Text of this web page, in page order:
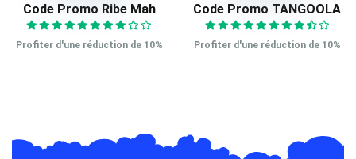
Code Promo Ribe Mah
Profiter d'une réduction de 10%
Code Promo TANGOOLA
Profiter d'une réduction de 10%